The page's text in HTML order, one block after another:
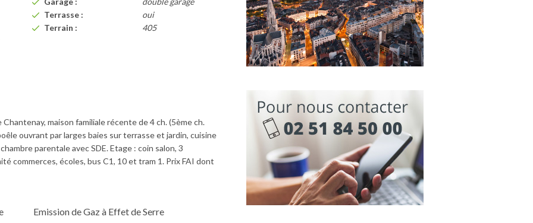
Terrasse :
oui
Terrain :
405
maison familiale récente de 4 ch. (5ème ch.
ouvrant par larges baies sur terrasse et jardin, cuisine
parentale avec SDE. Etage : coin salon, 3
commerces, écoles, bus C1, 10 et tram 1. Prix FAI dont
Emission de Gaz à Effet de Serre